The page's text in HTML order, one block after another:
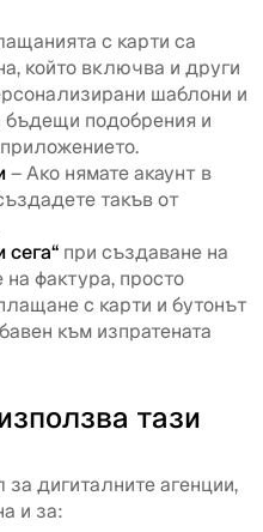
с карти са
който включва и други
шаблони и
бъдещи подобрения и
– Ако нямате акаунт в
такъв от
сега“ при създаване на
фактура, просто
с карти и бутонът
към изпратената
тази
дигиталните агенции,
и за: